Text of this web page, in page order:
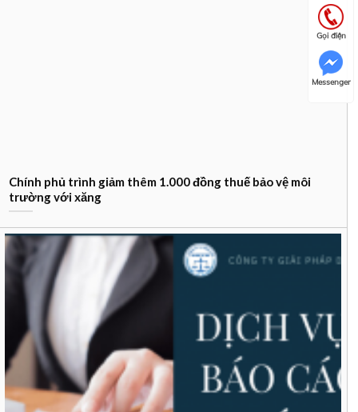
Chính phủ trình giảm thêm 1.000 đồng thuế bảo vệ môi
trường với xăng
Gọi điện
Messenger